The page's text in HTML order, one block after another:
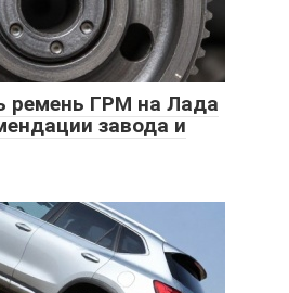
ремень ГРМ на Лада
завода и